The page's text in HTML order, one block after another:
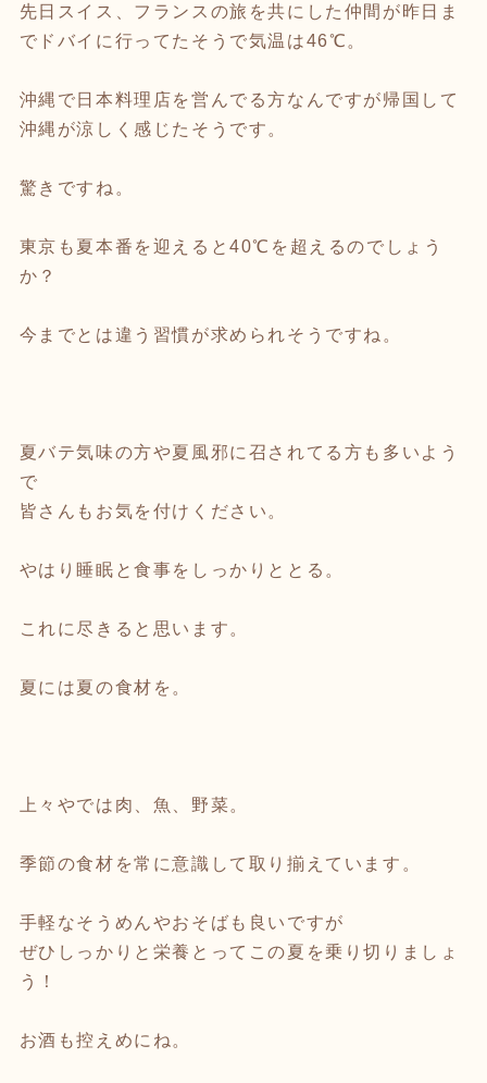
先日スイス、フランスの旅を共にした仲間が昨日ま
でドバイに行ってたそうで気温は46℃。
沖縄で日本料理店を営んでる方なんですが帰国して
沖縄が涼しく感じたそうです。
驚きですね。
東京も夏本番を迎えると40℃を超えるのでしょう
か？
今までとは違う習慣が求められそうですね。
夏バテ気味の方や夏風邪に召されてる方も多いよう
で
皆さんもお気を付けください。
やはり睡眠と食事をしっかりととる。
これに尽きると思います。
夏には夏の食材を。
上々やでは肉、魚、野菜。
季節の食材を常に意識して取り揃えています。
手軽なそうめんやおそばも良いですが
ぜひしっかりと栄養とってこの夏を乗り切りましょ
う！
お酒も控えめにね。